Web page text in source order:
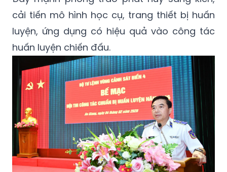
cải tiến mô hình học cụ, trang thiết bị huấn
luyện, ứng dụng có hiệu quả vào công tác
huấn luyện chiến đấu.